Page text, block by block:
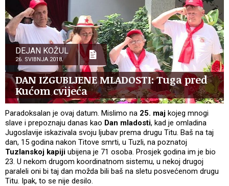
DEJAN KOŽUL
26. SVIBNJA 2018.
DAN IZGUBLJENE MLADOSTI: Tuga pred
Kućom cvijeća
Paradoksalan je ovaj datum. Mislimo na 25. maj kojeg mnogi
slave i prepoznaju danas kao Dan mladosti, kad je omladina
Jugoslavije iskazivala svoju ljubav prema drugu Titu. Baš na taj
dan, 15 godina nakon Titove smrti, u Tuzli, na poznatoj
Tuzlanskoj kapiji ubijena je 71 osoba. Prosjek godina im je bio
23. U nekom drugom koordinatnom sistemu, u nekoj drugoj
paraleli oni bi taj dan možda bili baš na sletu posvećenom drugu
Titu. Ipak, to se nije desilo.